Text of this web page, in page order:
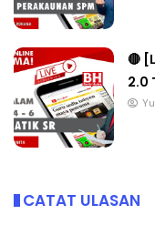
🔴
2.0
CATAT ULASAN